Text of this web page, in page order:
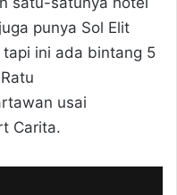
punya Sol Elit
ini ada bintang 5
usai
Carita.